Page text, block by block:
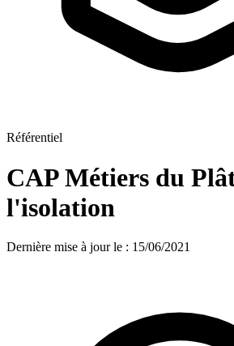
Référentiel
CAP Métiers du
l'isolation
Dernière mise à jour le : 15/06/2021